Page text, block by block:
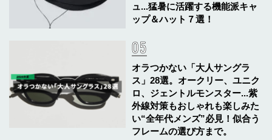
ュ...猛暑に活躍する機能派キャ
ップ＆ハット７選！
オラつかない「大人サングラ
ス」28選。オークリー、ユニク
ロ、ジェントルモンスター...紫
外線対策もおしゃれも楽しみた
い“全年代メンズ”必見！似合う
フレームの選び方まで。